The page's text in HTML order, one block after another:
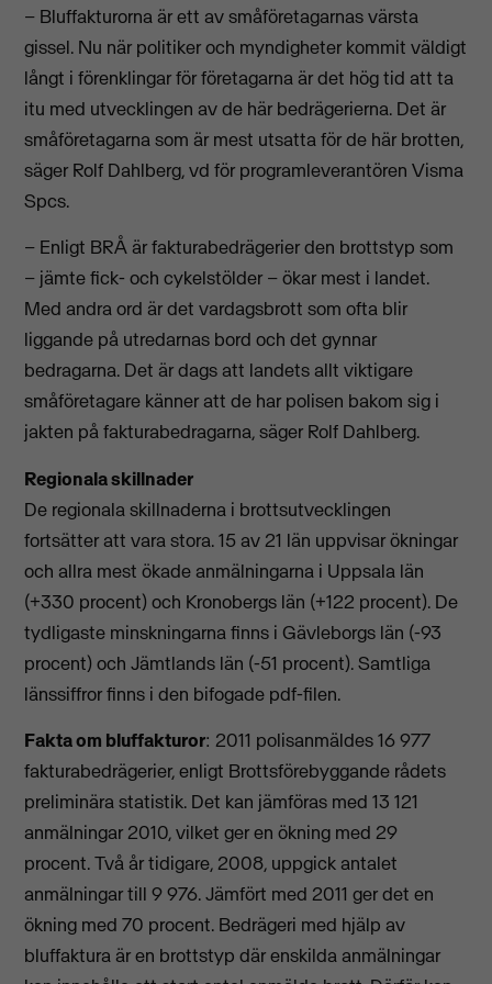
– Bluffakturorna är ett av småföretagarnas värsta
gissel. Nu när politiker och myndigheter kommit väldigt
långt i förenklingar för företagarna är det hög tid att ta
itu med utvecklingen av de här bedrägerierna. Det är
småföretagarna som är mest utsatta för de här brotten,
säger Rolf Dahlberg, vd för programleverantören Visma
Spcs.
– Enligt BRÅ är fakturabedrägerier den brottstyp som
– jämte fick- och cykelstölder – ökar mest i landet.
Med andra ord är det vardagsbrott som ofta blir
liggande på utredarnas bord och det gynnar
bedragarna. Det är dags att landets allt viktigare
småföretagare känner att de har polisen bakom sig i
jakten på fakturabedragarna, säger Rolf Dahlberg.
Regionala skillnader
De regionala skillnaderna i brottsutvecklingen
fortsätter att vara stora. 15 av 21 län uppvisar ökningar
och allra mest ökade anmälningarna i Uppsala län
(+330 procent) och Kronobergs län (+122 procent). De
tydligaste minskningarna finns i Gävleborgs län (-93
procent) och Jämtlands län (-51 procent). Samtliga
länssiffror finns i den bifogade pdf-filen.
Fakta om bluffakturor: 2011 polisanmäldes 16 977
fakturabedrägerier, enligt Brottsförebyggande rådets
preliminära statistik. Det kan jämföras med 13 121
anmälningar 2010, vilket ger en ökning med 29
procent. Två år tidigare, 2008, uppgick antalet
anmälningar till 9 976. Jämfört med 2011 ger det en
ökning med 70 procent. Bedrägeri med hjälp av
bluffaktura är en brottstyp där enskilda anmälningar